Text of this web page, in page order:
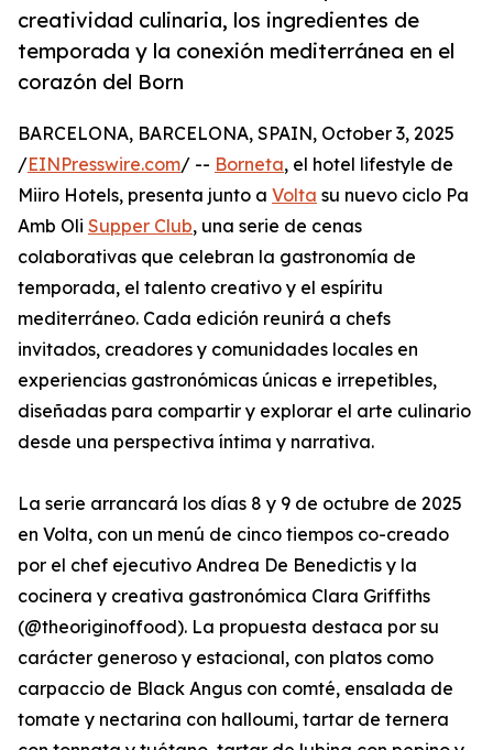
creatividad culinaria, los ingredientes de
temporada y la conexión mediterránea en el
corazón del Born
BARCELONA, BARCELONA, SPAIN, October 3, 2025
/EINPresswire.com/ -- Borneta, el hotel lifestyle de
Miiro Hotels, presenta junto a Volta su nuevo ciclo Pa
Amb Oli Supper Club, una serie de cenas
colaborativas que celebran la gastronomía de
temporada, el talento creativo y el espíritu
mediterráneo. Cada edición reunirá a chefs
invitados, creadores y comunidades locales en
experiencias gastronómicas únicas e irrepetibles,
diseñadas para compartir y explorar el arte culinario
desde una perspectiva íntima y narrativa.
La serie arrancará los días 8 y 9 de octubre de 2025
en Volta, con un menú de cinco tiempos co-creado
por el chef ejecutivo Andrea De Benedictis y la
cocinera y creativa gastronómica Clara Griffiths
(@theoriginoffood). La propuesta destaca por su
carácter generoso y estacional, con platos como
carpaccio de Black Angus con comté, ensalada de
tomate y nectarina con halloumi, tartar de ternera